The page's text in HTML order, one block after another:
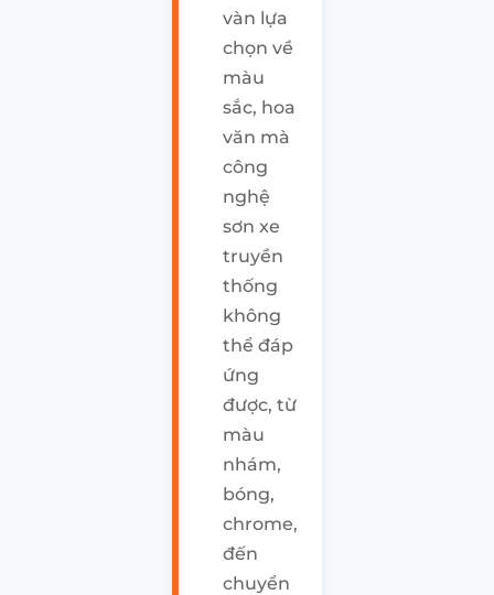
vàn lựa
chọn về
màu
sắc, hoa
văn mà
công
nghệ
sơn xe
truyền
thống
không
thể đáp
ứng
được, từ
màu
nhám,
bóng,
chrome,
đến
chuyển